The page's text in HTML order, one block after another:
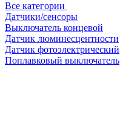
Все категории
Датчики/сенсоры
Выключатель концевой
Датчик люминесцентности
Датчик фотоэлектрический
Поплавковый выключатель